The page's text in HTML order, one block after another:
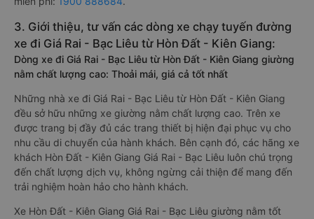
3. Giới thiệu, tư vấn các dòng xe chạy tuyến đường
xe đi Giá Rai - Bạc Liêu từ Hòn Đất - Kiên Giang:
Dòng xe đi Giá Rai - Bạc Liêu từ Hòn Đất - Kiên Giang giường
nằm chất lượng cao: Thoải mái, giá cả tốt nhất
Những nhà xe đi Giá Rai - Bạc Liêu từ Hòn Đất - Kiên Giang
đều sở hữu những xe giường nằm chất lượng cao. Trên xe
được trang bị đầy đủ các trang thiết bị hiện đại phục vụ cho
nhu cầu di chuyển của hành khách. Bên cạnh đó, các hãng xe
khách Hòn Đất - Kiên Giang Giá Rai - Bạc Liêu luôn chú trọng
đến chất lượng dịch vụ, không ngừng cải thiện để mang đến
trải nghiệm hoàn hảo cho hành khách.
Xe Hòn Đất - Kiên Giang Giá Rai - Bạc Liêu giường nằm tốt